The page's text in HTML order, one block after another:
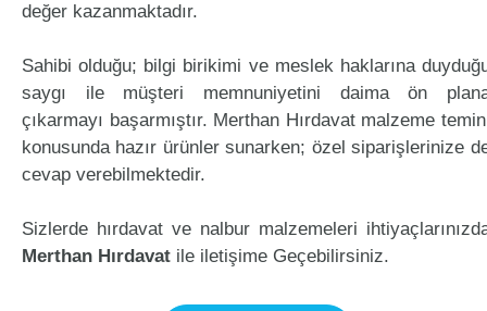
değer kazanmaktadır.
Sahibi olduğu; bilgi birikimi ve meslek haklarına
saygı ile müşteri memnuniyetini daima ön
çıkarmayı başarmıştır. Merthan Hırdavat malzeme
konusunda hazır ürünler sunarken; özel siparişlerinize
cevap verebilmektedir.
Sizlerde hırdavat ve nalbur malzemeleri
Merthan Hırdavat ile iletişime Geçebilirsiniz.